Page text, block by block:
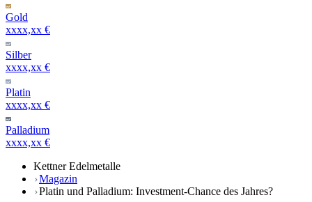
Gold
xxxx,xx €
Silber
xxxx,xx €
Platin
xxxx,xx €
Palladium
xxxx,xx €
Kettner Edelmetalle
Magazin
Platin und Palladium: Investment-Chance des Jahres?